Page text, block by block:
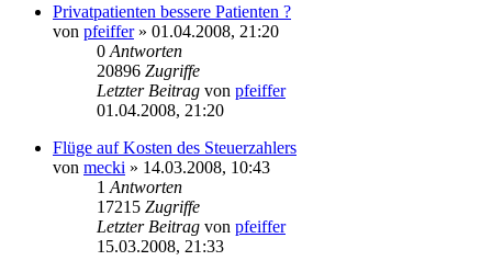
Privatpatienten bessere Patienten ?
von pfeiffer» 01.04.2008, 21:20
0 Antworten
20896 Zugriffe
Letzter Beitrag von pfeiffer
01.04.2008, 21:20
Flüge auf Kosten des Steuerzahlers
von mecki » 14.03.2008, 10:43
1 Antworten
17215 Zugriffe
Letzter Beitrag von pfeiffer
15.03.2008, 21:33